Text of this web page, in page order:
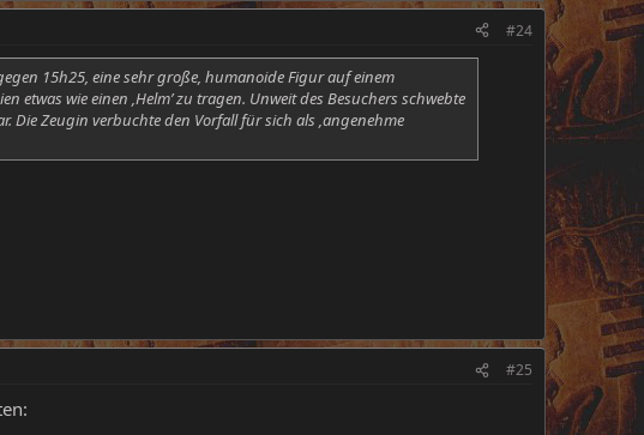
#24
15h25, eine sehr große, humanoide Figur auf einem
etwas wie einen ‚Helm’ zu tragen. Unweit des Besuchers schwebte
Die Zeugin verbuchte den Vorfall für sich als ‚angenehme
#25